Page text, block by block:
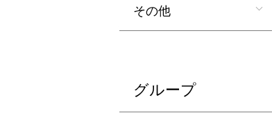
その他
グループ